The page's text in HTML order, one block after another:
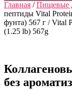
Главная /Пищевые
пептиды Vital
фунта) 567 г / Vital
(1.25 lb) 567g
без